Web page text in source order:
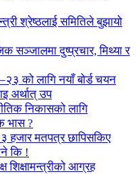
श्रेष्ठलाई समितिले बुझायो
सञ्जालमा दुष्प्रचार, मिथ्या र
को लागि नयाँ बोर्ड चयन
अर्थात् उप
निकासको लागि
भास ?
हजार मतपत्र छापिसकिए
कि !
शिक्षामन्त्रीको आग्रह